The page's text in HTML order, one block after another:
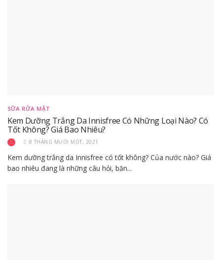
SỮA RỬA MẶT
Kem Dưỡng Trắng Da Innisfree Có Những Loại Nào? Có
Tốt Không? Giá Bao Nhiêu?
8 THÁNG MƯỜI MỘT, 2021
Kem dưỡng trắng da Innisfree có tốt không? Của nước nào? Giá
bao nhiêu đang là những câu hỏi, băn...